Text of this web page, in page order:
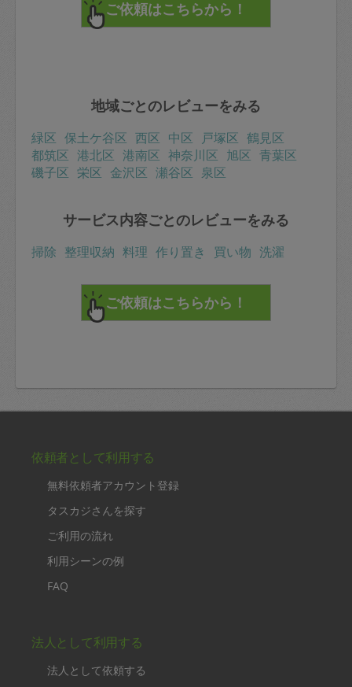
地域ごとのレビューをみる
緑区 保土ケ谷区 西区 中区 戸塚区 鶴見区
都筑区 港北区 港南区 神奈川区 旭区 青葉区
磯子区 栄区 金沢区 瀬谷区 泉区
サービス内容ごとのレビューをみる
掃除 整理収納 料理 作り置き 買い物 洗濯
依頼者として利用する
無料依頼者アカウント登録
タスカジさんを探す
ご利用の流れ
利用シーンの例
FAQ
法人として利用する
法人として依頼する